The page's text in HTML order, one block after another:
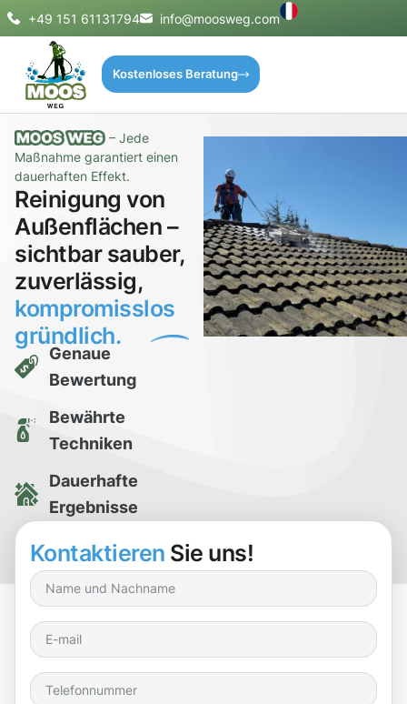
+49 151 61131794 info@moosweg.com
Kostenloses Beratung
– Jede
Maßnahme garantiert einen
dauerhaften Effekt.
Reinigung von
Außenflächen –
sichtbar sauber,
zuverlässig,
kompromisslos
gründlich.
Genaue
Bewertung
Bewährte
Techniken
Dauerhafte
Ergebnisse
Kostenlose
Reinigungsprobe
Kontaktieren Sie uns!